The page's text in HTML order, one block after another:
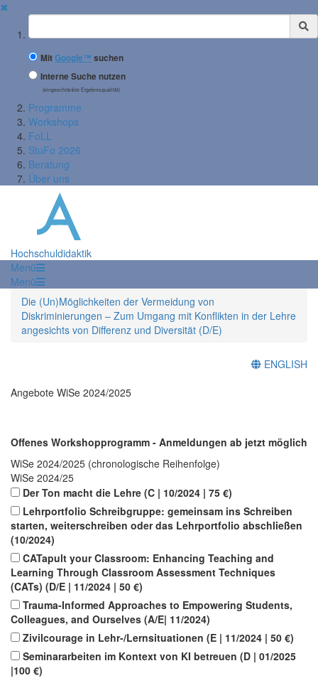
✖
Suchbegriff
MitGoogle™ suchen
Interne Suche nutzen
(eingeschränkte Ergebnisqualität)
Programme
Workshops
FoLL
StuFo 2026
Beratung
Über uns
Hochschuldidaktik
Menü
Menü
Die (Un)Möglichkeiten der Vermeidung von
Diskriminierungen – Zum Umgang mit Konflikten in der Lehre
angesichts von Differenz und Diversität (D/E)
ENGLISH
Angebote WiSe 2024/2025
Offenes Workshopprogramm - Anmeldungen ab jetzt möglich
WiSe 2024/2025 (chronologische Reihenfolge)
WiSe 2024/25
Der Ton macht die Lehre (C | 10/2024 | 75 €)
Lehrportfolio Schreibgruppe: gemeinsam ins Schreiben
starten, weiterschreiben oder das Lehrportfolio abschließen
(10/2024)
CATapult your Classroom: Enhancing Teaching and
Learning Through Classroom Assessment Techniques
(CATs) (D/E | 11/2024 | 50 €)
Trauma-Informed Approaches to Empowering Students,
Colleagues, and Ourselves (A/E| 11/2024)
Zivilcourage in Lehr-/Lernsituationen (E | 11/2024 | 50 €)
Seminararbeiten im Kontext von KI betreuen (D | 01/2025
|100 €)